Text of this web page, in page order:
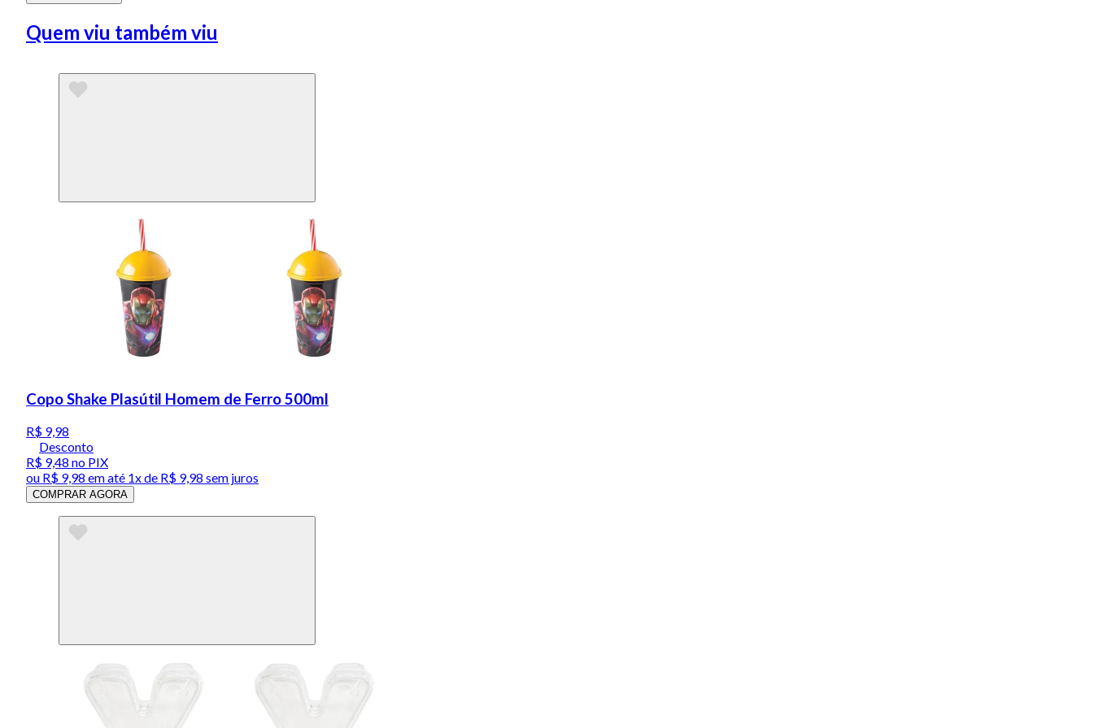
Quem viu também viu
Copo Shake Plasútil Homem de Ferro 500ml
R$ 9,98
Desconto
R$ 9,48 no PIX
ou R$ 9,98 em até 1x de R$ 9,98 sem juros
COMPRAR AGORA